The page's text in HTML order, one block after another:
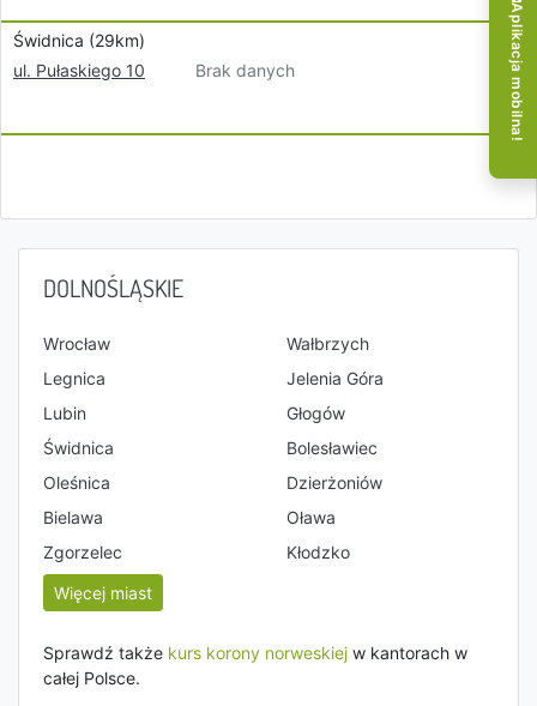
Świdnica (29km)
ul. Pułaskiego 10
Brak danych
DOLNOŚLĄSKIE
Wrocław
Wałbrzych
Legnica
Jelenia Góra
Lubin
Głogów
Świdnica
Bolesławiec
Oleśnica
Dzierżoniów
Bielawa
Oława
Zgorzelec
Kłodzko
Więcej miast
Sprawdź także kurs korony norweskiej w kantorach w
całej Polsce.
Aplikacja mobilna!